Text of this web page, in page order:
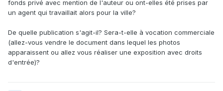
fonds privé avec mention de l'auteur ou ont-elles été prises par
un agent qui travaillait alors pour la ville?
De quelle publication s'agit-il? Sera-t-elle à vocation commerciale
(allez-vous vendre le document dans lequel les photos
apparaissent ou allez vous réaliser une exposition avec droits
d'entrée)?